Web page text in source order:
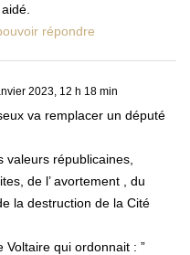
répondre
2023, 12 h 18 min
va remplacer un député
valeurs républicaines,
de l’ avortement , du
la destruction de la Cité
Voltaire qui ordonnait : ”